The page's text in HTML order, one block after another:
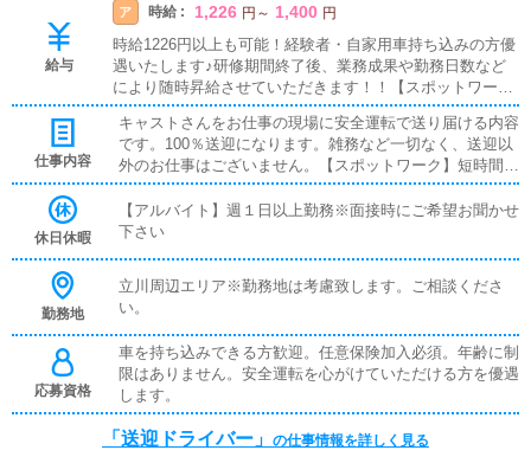
給与
ア 時給 : 1,226 円 ～ 1,400 円
時給1226円以上も可能！経験者・自家用車持ち込みの方優
遇いたします♪研修期間終了後、業務成果や勤務日数など
により随時昇給させていただきます！！【スポットワー
ク】5時間勤務から可能時給1226円～
仕事内容
キャストさんをお仕事の現場に安全運転で送り届ける内容
です。100％送迎になります。雑務など一切なく、送迎以
外のお仕事はございません。【スポットワーク】短時間の
勤務内でキャストさんの送迎をお願いします。免許だけあ
れば誰にでも出来る簡単なお仕事です。
休日休暇
【アルバイト】週１日以上勤務※面接時にご希望お聞かせ
下さい
勤務地
立川周辺エリア※勤務地は考慮致します。ご相談くださ
い。
応募資格
車を持ち込みできる方歓迎。任意保険加入必須。年齢に制
限はありません。安全運転を心がけていただける方を優遇
します。
「送迎ドライバー」 の仕事情報を詳しく見る